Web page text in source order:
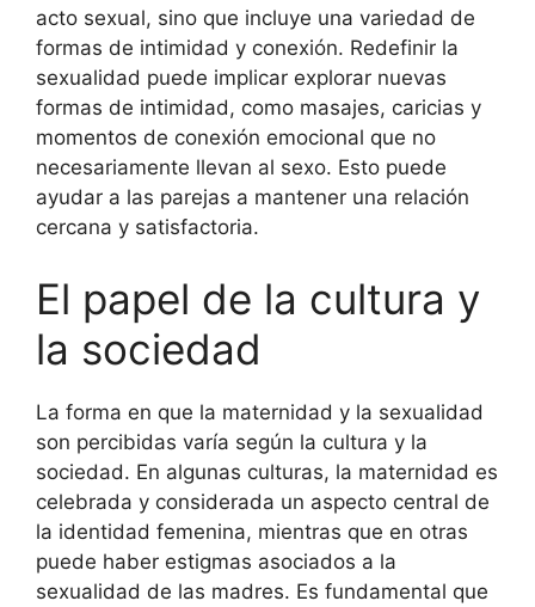
acto sexual, sino que incluye una variedad de
formas de intimidad y conexión. Redefinir la
sexualidad puede implicar explorar nuevas
formas de intimidad, como masajes, caricias y
momentos de conexión emocional que no
necesariamente llevan al sexo. Esto puede
ayudar a las parejas a mantener una relación
cercana y satisfactoria.
El papel de la cultura y
la sociedad
La forma en que la maternidad y la sexualidad
son percibidas varía según la cultura y la
sociedad. En algunas culturas, la maternidad es
celebrada y considerada un aspecto central de
la identidad femenina, mientras que en otras
puede haber estigmas asociados a la
sexualidad de las madres. Es fundamental que